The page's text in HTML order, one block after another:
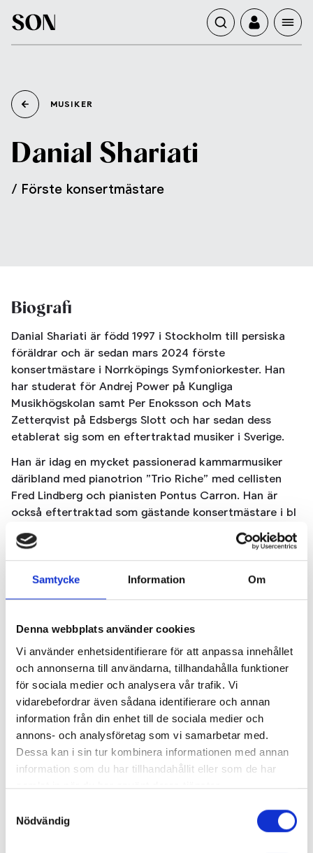
Samtycke Information Om
Denna webbplats använder cookies
Vi använder enhetsidentifierare för att anpassa innehållet
och annonserna till användarna, tillhandahålla funktioner
för sociala medier och analysera vår trafik. Vi
vidarebefordrar även sådana identifierare och annan
information från din enhet till de sociala medier och
annons- och analysföretag som vi samarbetar med.
Dessa kan i sin tur kombinera informationen med annan
information som du har tillhandahållit eller som de har
samlat in när du har använt deras tjänster.
Du kan när som helst ändra ditt val. För att återkalla eller
ändra ditt samtycke klickar du på den runda symbolen
Nödvändig
MUSIKER
Danial Shariati
/ Förste konsertmästare
Biografi
Danial Shariati är född 1997 i Stockholm till persiska
föräldrar och är sedan mars 2024 förste
konsertmästare i Norrköpings Symfoniorkester. Han
har studerat för Andrej Power på Kungliga
Musikhögskolan samt Per Enoksson och Mats
Zetterqvist på Edsbergs Slott och har sedan dess
etablerat sig som en eftertraktad musiker i Sverige.
Han är idag en mycket passionerad kammarmusiker
däribland med pianotrion ”Trio Riche” med cellisten
Fred Lindberg och pianisten Pontus Carron. Han är
också eftertraktad som gästande konsertmästare i bl
a Norrlandsoperan och Göteborgs Symfoniker. Som
solist har han framfört Tjajkovskijs Violinkonsert
tillsammans med Norrköpings Symfoniorkester och
Kurt Weills Violinkonsert med Östgötamusiken.
Konserter Visa alla